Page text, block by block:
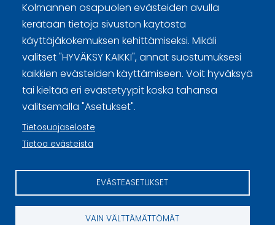
Kolmannen osapuolen evästeiden avulla
kerätään tietoja sivuston käytöstä
käyttäjäkokemuksen kehittämiseksi. Mikäli
valitset "HYVÄKSY KAIKKI", annat suostumuksesi
kaikkien evästeiden käyttämiseen. Voit hyväksyä
tai kieltää eri evästetyypit koska tahansa
valitsemalla "Asetukset".
Tietosuojaseloste
Tietoa evästeistä
EVÄSTEASETUKSET
VAIN VÄLTTÄMÄTTÖMÄT
Curling Finland
Curling.fi
Curling Finland
Sivuston käyttöehdot ja sisällön käyttöoikeudet
Tietoa evästeistä